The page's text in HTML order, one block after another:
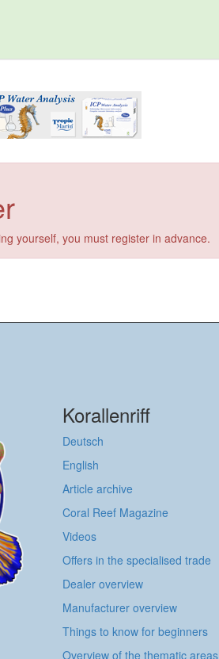
yourself, you must register in advance.
Korallenriff
Deutsch
English
Article archive
Coral Reef Magazine
Videos
Offers in the specialised trade
Dealer overview
Manufacturer overview
Things to know for beginners
Overview of the thematic areas